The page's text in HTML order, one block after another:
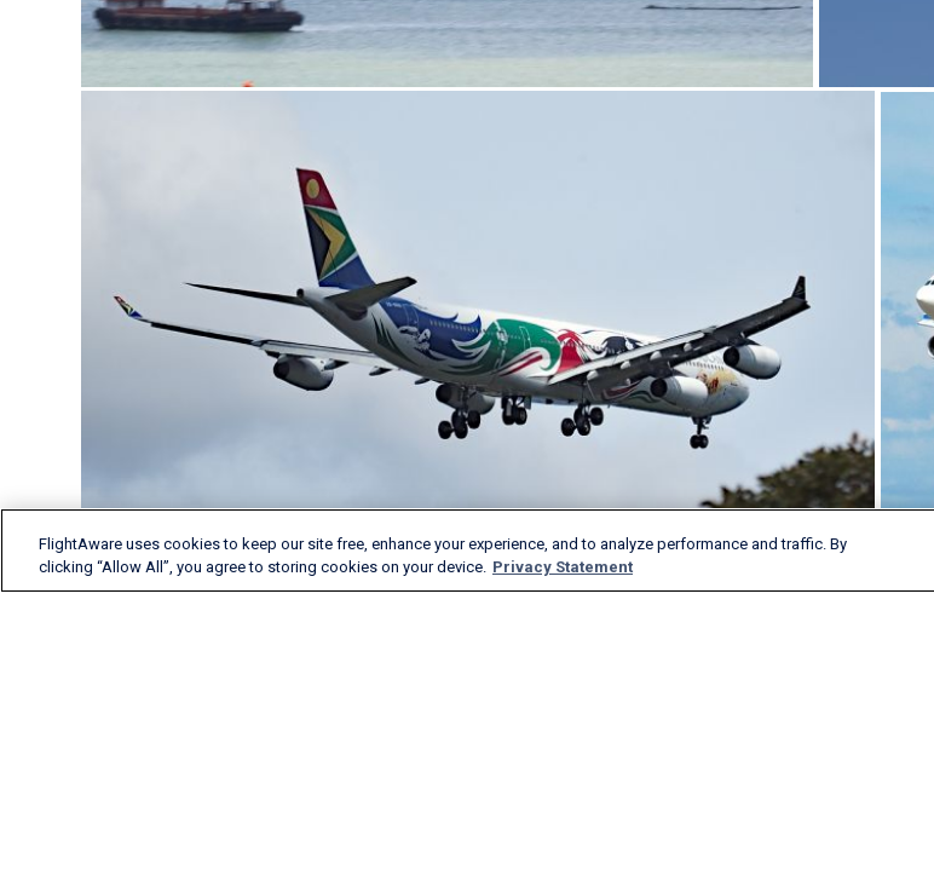
FlightAware uses cookies to keep our site free, enhance your experience, and to analyze performance and traffic. By
clicking “Allow All”, you agree to storing cookies on your device. Privacy Statement